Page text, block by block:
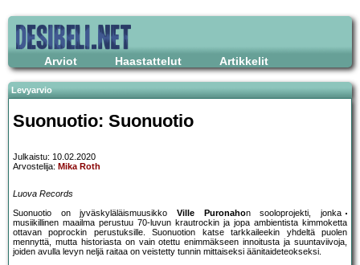
Arviot Haastattelut Artikkelit
Levyarvio
Suonuotio: Suonuotio
Julkaistu: 10.02.2020
Arvostelija: Mika Roth
Luova Records
Suonuotio on jyväskyläläismuusikko Ville Puronahon sooloprojekti, jonka
musiikillinen maailma perustuu 70-luvun krautrockin ja jopa ambientista kimmoketta
ottavan poprockin perustuksille. Suonuotion katse tarkkaileekin yhdeltä puolen
mennyttä, mutta historiasta on vain otettu enimmäkseen innoitusta ja suuntaviivoja,
joiden avulla levyn neljä raitaa on veistetty tunnin mittaiseksi äänitaideteokseksi.